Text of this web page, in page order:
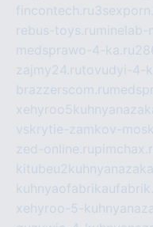
fincontech.ru
rebus-toys.ru minelab-
medsprawo-4-ka.ru
zajmy24.rutovudyi-4-
brazzerscom.ru
vskrytie-zamkov-
zed-online.ru
xehyroo-5-